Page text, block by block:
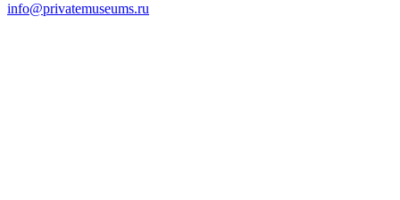
info@privatemuseums.ru